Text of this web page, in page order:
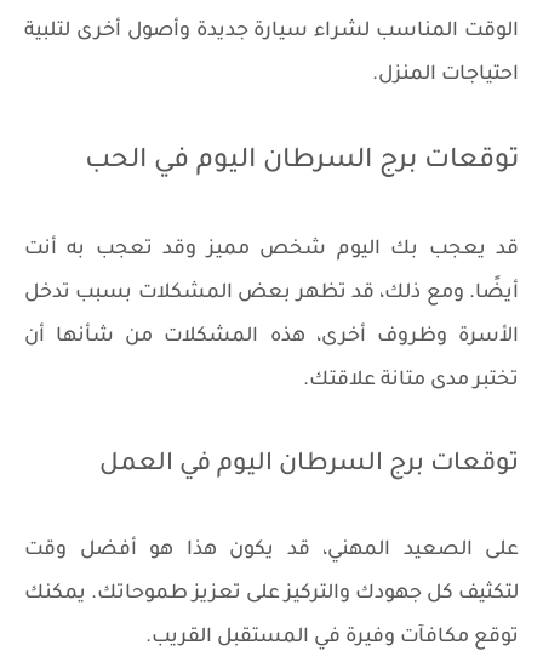
الوقت المناسب لشراء سيارة جديدة وأصول أخرى لتلبية
احتياجات المنزل.
توقعات برج السرطان اليوم في الحب
قد يعجب بك اليوم شخص مميز وقد تعجب به أنت
أيضًا. ومع ذلك، قد تظهر بعض المشكلات بسبب تدخل
الأسرة وظروف أخرى، هذه المشكلات من شأنها أن
تختبر مدى متانة علاقتك.
توقعات برج السرطان اليوم في العمل
على الصعيد المهني، قد يكون هذا هو أفضل وقت
لتكثيف كل جهودك والتركيز على تعزيز طموحاتك. يمكنك
توقع مكافآت وفيرة في المستقبل القريب.